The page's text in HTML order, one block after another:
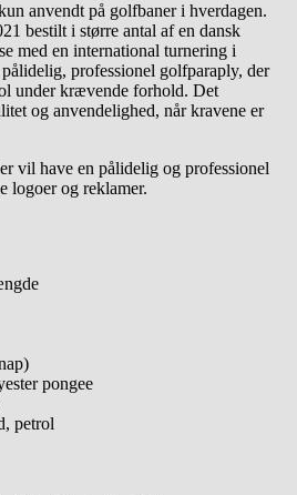
anvendt på golfbaner i hverdagen.
bestilt i større antal af en dansk
med en international turnering i
professionel golfparaply, der
under krævende forhold. Det
og anvendelighed, når kravene er
vil have en pålidelig og professionel
logoer og reklamer.
pongee
petrol